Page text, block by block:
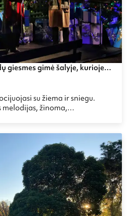
giesmes gimė šalyje, kurioje
su žiema ir sniegu.
žinoma,
pats vidurvasaris ir
Kalėdų senelį greičiau išvysite
o ant skriejantį ant